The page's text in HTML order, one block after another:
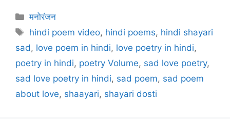
Categories
मनोरंजन
Tags
hindi poem video, hindi poems, hindi shayari
sad , love poem in hindi, love poetry in hindi,
poetry in hindi, poetry Volume, sad love poetry,
sad love poetry in hindi, sad poem, sad poem
about love, shaayari, shayari dosti